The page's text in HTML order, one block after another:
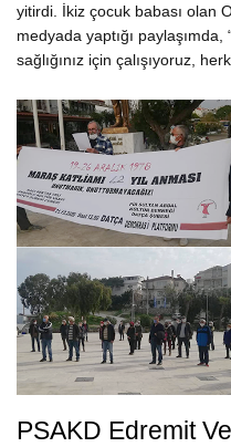
yitirdi. İkiz çocuk babası olan
medyada yaptığı
sağlığınız için çalışıyoruz,
PSAKD Edremit